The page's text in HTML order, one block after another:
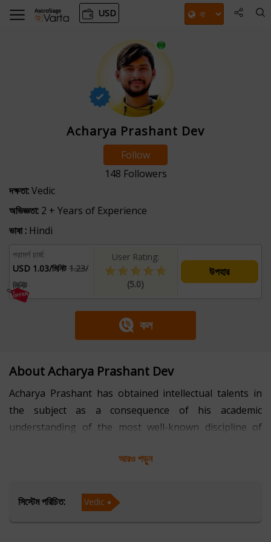
USD
Acharya Prashant Dev
Follow
148 Followers
দক্ষতা:Vedic
অভিজ্ঞতা: 2 + Years of Experience
ভাষা : Hindi
পরামর্শ চার্জ:
USD 1.03/মিনিট 1.23/
মিনিট
User Rating:
(5.0)
উপহার
কল
About Acharya Prashant Dev
Acharya Prashant has obtained intellectual talents in
the subject as a consequence of his academic
understanding of the most well-known discipline of
Vedic Astrology, the most well-known field of Astrology.
With a genuine desire to excel in this sector, he serves
his clients honestly and pleasantly. He is well-known for
আরও পড়ুন
সিস্টেম পরিচিত: Vedic